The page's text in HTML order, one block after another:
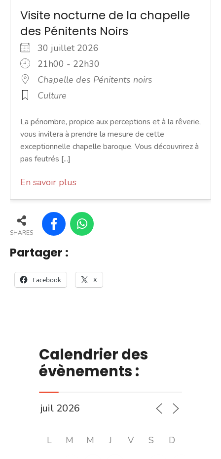
Visite nocturne de la chapelle
des Pénitents Noirs
30 juillet 2026
21h00 - 22h30
Chapelle des Pénitents noirs
Culture
La pénombre, propice aux perceptions et à la rêverie,
vous invitera à prendre la mesure de cette
exceptionnelle chapelle baroque. Vous découvrirez à
pas feutrés [...]
En savoir plus
SHARES
Partager :
Facebook X
Calendrier des
évènements :
L M M J V S D